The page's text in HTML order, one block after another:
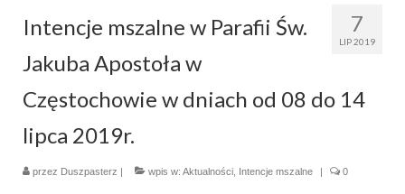
Intencje mszalne
Informacje duszpasterskie
Piszą o nas
Remont kościoła
Parafia
7
LIP 2019
Intencje mszalne w Parafii Św.
Jakuba Apostoła w
Częstochowie w dniach od 08 do 14
lipca 2019r.
przez Duszpasterz wpis w: Aktualności Intencje mszalne 0